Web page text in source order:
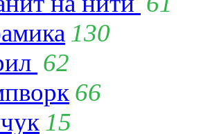
130
62
66
15